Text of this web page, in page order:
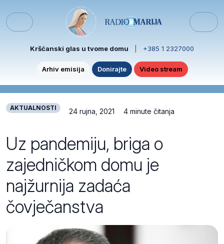
Menu
Kršćanski glas u tvome domu +385 1 2327000
Arhiv emisija Donirajte Video stream
AKTUALNOSTI 24 rujna, 2021 4 minute čitanja
Uz pandemiju, briga o
zajedničkom domu je
najžurnija zadaća
čovječanstva